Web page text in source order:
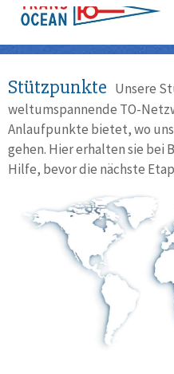
Stützpunkte Unsere
weltumspannende TO-
Anlaufpunkte bietet, wo
gehen. Hier erhalten sie
Hilfe, bevor die nächste